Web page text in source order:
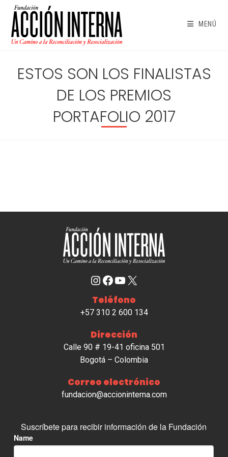
contenido
MENÚ
ESTOS SON LOS FINALISTAS
DE LOS PREMIOS
PORTAFOLIO 2017
Instagram Facebook YouTube X
Teléfono
+57 310 2 600 134
Dirección
Calle 90 # 19-41 oficina 501
Bogotá – Colombia
Correo electrónico
fundacion@accioninterna.com